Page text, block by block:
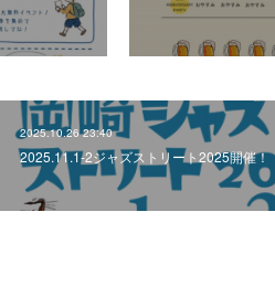
2025.10.26 23:40
2025.11.1-2ジャズストリート2025開催！